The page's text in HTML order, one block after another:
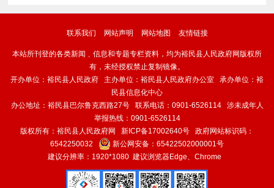
联系我们 网站声明 网站地图 友情链接
本站所刊登的各类新闻﹑信息和专题专栏资料，均为裕民县人民政府网版权所
有，未经授权禁止复制镜像。
开办单位：裕民县人民政府 主办单位：裕民县人民政府办公室 承办单位：裕
民县信息化中心
办公地址：裕民县巴尔鲁克西路27号 联系电话：0901-6526114 涉未成年人
举报热线：0901-6526114
版权所有：裕民县人民政府网 新ICP备17002640号 政府网站标识码：
6542250032
新公网安备： 65422502000001号
建议分辨率：1920*1080 建议浏览器Edge、Chrome